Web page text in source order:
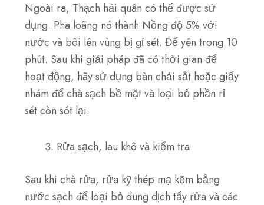
Ngoài ra, Thạch hải quân có thể được sử
dụng. Pha loãng nó thành Nồng độ 5% với
nước và bôi lên vùng bị gỉ sét. Để yên trong 10
phút. Sau khi giải pháp đã có thời gian để
hoạt động, hãy sử dụng bàn chải sắt hoặcgiấy
nhám để chà sạch bề mặt và loại bỏ phần rỉ
sét còn sót lại.
Rửa sạch, lau khô và kiểm tra
Sau khi chà rửa, rửa kỹ thép mạ kẽm bằng
nước sạch để loại bỏ dung dịch tẩy rửa và các